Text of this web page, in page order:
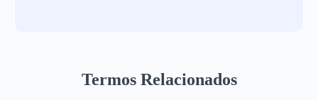
Termos Relacionados